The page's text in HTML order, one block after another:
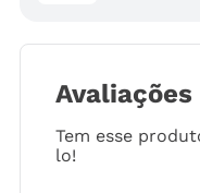
Avaliações
Tem esse
lo!